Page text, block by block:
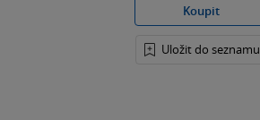
Koupit
Uložit do seznamu